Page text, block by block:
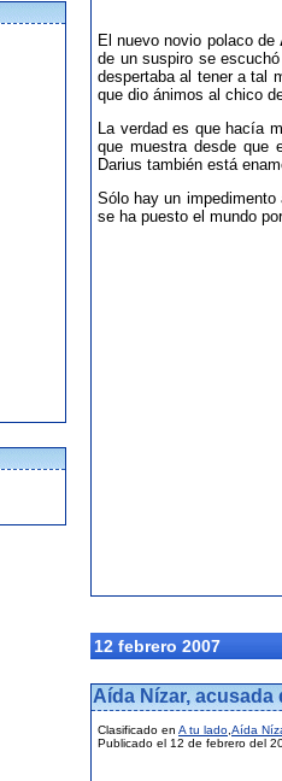
El nuevo novio polaco de
de un suspiro se
despertaba al tener a tal
que dio ánimos al chico
La verdad es que hacía
que muestra desde que
Darius también está
Sólo hay un
se ha puesto el mundo
12 febrero 2007
Aída Nízar,
Clasificado en A tu lado Aída
Publicado el 12 de febrero del